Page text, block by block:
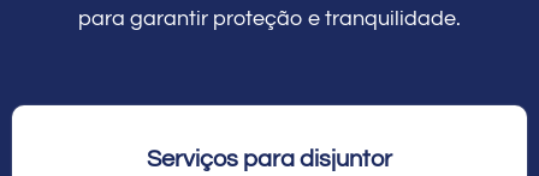
para garantir proteção e tranquilidade.
Serviços para disjuntor